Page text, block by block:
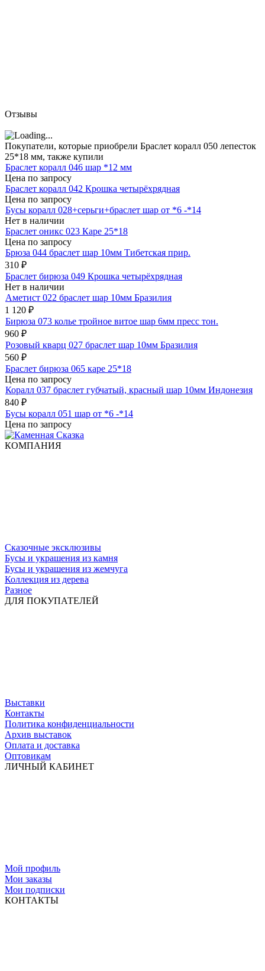
Отзывы
Покупатели, которые приобрели Браслет коралл 050 лепесток
25*18 мм, также купили
Браслет коралл 046 шар *12 мм
Цена по запросу
Браслет коралл 042 Крошка четырёхрядная
Цена по запросу
Бусы коралл 028+серьги+браслет шар от *6 -*14
Нет в наличии
Браслет оникс 023 Каре 25*18
Цена по запросу
Брюза 044 браслет шар 10мм Тибетская прир.
310 ₽
Браслет бирюза 049 Крошка четырёхрядная
Нет в наличии
Аметист 022 браслет шар 10мм Бразилия
1 120 ₽
Бирюза 073 колье тройное витое шар 6мм пресс тон.
960 ₽
Розовый кварц 027 браслет шар 10мм Бразилия
560 ₽
Браслет бирюза 065 каре 25*18
Цена по запросу
Коралл 037 браслет губчатый, красный шар 10мм Индонезия
840 ₽
Бусы коралл 051 шар от *6 -*14
Цена по запросу
КОМПАНИЯ
Сказочные эксклюзивы
Бусы и украшения из камня
Бусы и украшения из жемчуга
Коллекция из дерева
Разное
ДЛЯ ПОКУПАТЕЛЕЙ
Выставки
Контакты
Политика конфиденциальности
Архив выставок
Оплата и доставка
Оптовикам
ЛИЧНЫЙ КАБИНЕТ
Мой профиль
Мои заказы
Мои подписки
КОНТАКТЫ